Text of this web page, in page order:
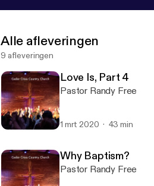
Alle afleveringen
9 afleveringen
Love Is, Part 4
Pastor Randy Free
1 mrt 2020 43 min
Why Baptism?
Pastor Randy Free